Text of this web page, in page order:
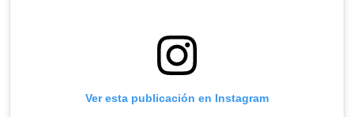
Ver esta publicación en Instagram